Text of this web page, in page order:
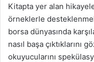
Kitapta yer alan
örneklerle
borsa dünyasında
nasıl başa çıktıklarını
okuyucularını